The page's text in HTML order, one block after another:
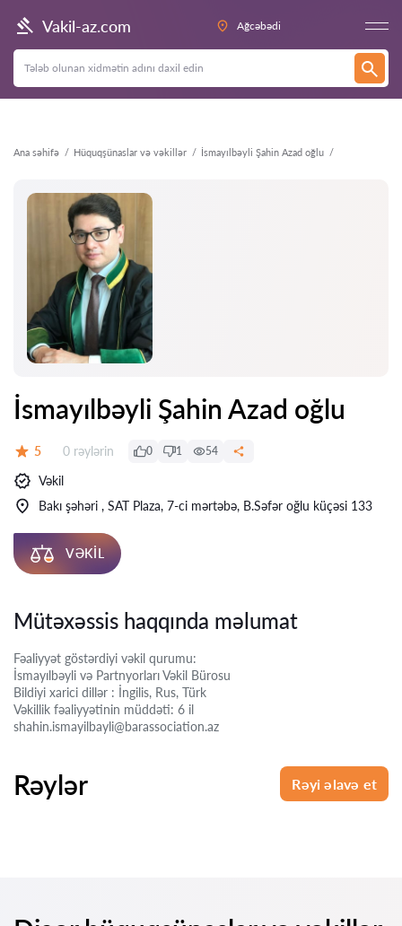
Vakil-az.com Ağcəbədi
Ana səhifə Hüquqşünaslar və vəkillər İsmayılbəyli Şahin Azad oğlu
Geri
İsmayılbəyli Şahin Azad oğlu
5 Rəylər:
0 rəylərin 0 1 54
Vəkil
Bakı şəhəri , SAT Plaza, 7-ci mərtəbə, B.Səfər oğlu küçəsi 133
VƏKIL
Mütəxəssis haqqında məlumat
Fəaliyyət göstərdiyi vəkil qurumu:
İsmayılbəyli və Partnyorları Vəkil Bürosu
Bildiyi xarici dillər : İngilis, Rus, Türk
Vəkillik fəaliyyətinin müddəti: 6 il
shahin.ismayilbayli@barassociation.az
Rəylər Rəyi əlavə et